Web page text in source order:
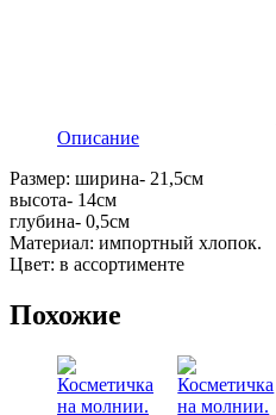
Описание
Размер: ширина- 21,5см
высота- 14см
глубина- 0,5см
Материал: импортный хлопок.
Цвет: в ассортименте
Похожие